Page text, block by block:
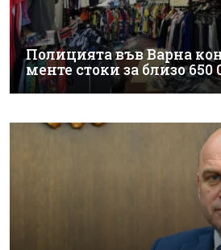
Полицията във Варна
менте стоки за близо 650